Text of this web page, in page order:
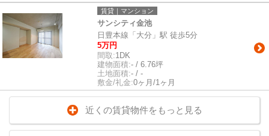
賃貸｜マンション
サンシティ金池
日豊本線「大分」駅 徒歩5分
5万円
間取:1DK
建物面積:- / 6.76坪
土地面積:- / -
敷金/礼金:0ヶ月/1ヶ月
近くの賃貸物件をもっと見る